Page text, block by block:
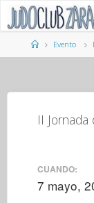
Saltar
contenidoPágina
de
Evento
II Jornada
CUANDO:
7 mayo,